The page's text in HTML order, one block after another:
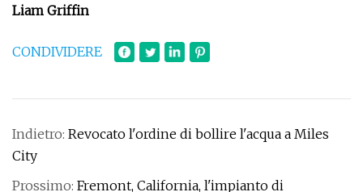
Liam Griffin
CONDIVIDERE
Indietro: Revocato l'ordine di bollire l'acqua a Miles
City
Prossimo: Fremont, California, l'impianto di